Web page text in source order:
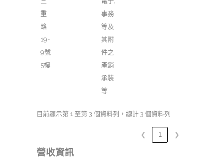
重
路
19-
9號
5樓
事務
等及
其附
件之
產銷
承裝
等
目前顯示第 1 至第 3 個資料列，總計 3 個資料列
❮ 1 ❯
營收資訊